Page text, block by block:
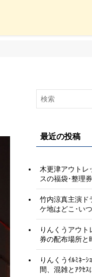
最近の投稿
木更津アウトレ
スの福袋･整理
竹内涼真主演ド
ケ地はどこ･い
りんくうアウ
券の配布場所と
りんくうｲﾙﾐﾈｰ
間、混雑とｱｸｾｽ